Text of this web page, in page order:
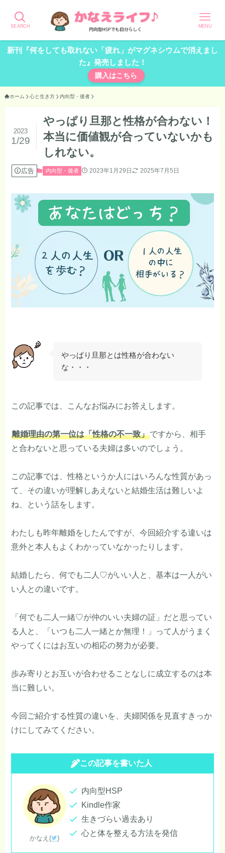
SEARCH MENU
新刊『何をしても取れない「疲れ」がマグネシウムで消えまし
た』発売しました！
購入はこちら
ホーム 心と生き方 内向型・後者
やっぱり旦那と性格が合わない！
本当に価値観が合っていないかも
しれない。
2023
1/29
広告 内向型・後者 2023年1月29日 2025年7月5日
やっぱり旦那とは性格が合わない
な・・・
この記事では、こんなお悩みにお答えします。
離婚理由の第一位は「性格の不一致」ですから、相手
と合わないと思っている夫婦は多いのでしょう。
この記事では、性格というか人にはいろんな性質があっ
て、その違いが理解しあえないと結婚生活は難しいよ
ね、という話をします。
わたしも昨年離婚をしたんですが、今回紹介する違いは
意外と本人もよくわかっていなかったりします。
結婚したら、何でも二人♡がいい人と、基本は一人がい
い人との違いです。
「何でも二人一緒♡が仲のいい夫婦の証」だと思ってい
る人と、「いつも二人一緒とか無理！」って人がうまく
やってくにはお互いの相応の努力が必要。
歩み寄りとお互いが合わせることなしに成立するのは本
当に難しい。
今回ご紹介する性質の違いを、夫婦関係を見直すきっか
けにしてみてください。
この記事を書いた人
かなえ( )
内向型HSP
Kindle作家
生きづらい過去あり
心と体を整える方法を発信